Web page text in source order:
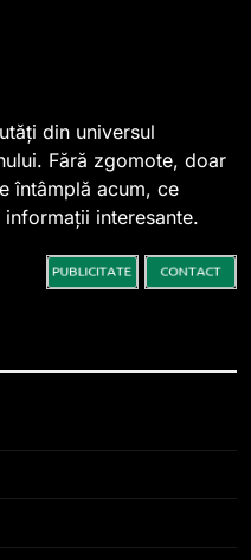
a pragului de
dolari
MiCA privind
crypto, obligatoriu de
în România
plata în crypto:
din universul
Fără zgomote, doar
întâmplă acum, ce
interesante.